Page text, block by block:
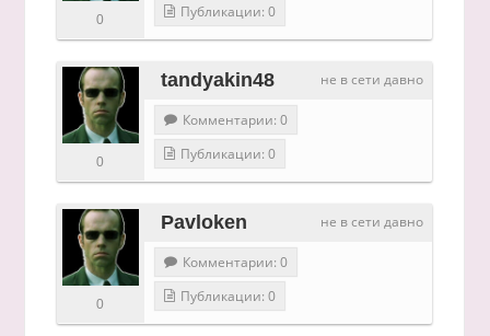
0
Публикации: 0
не в сети давно
tandyakin48
0
Комментарии: 0
Публикации: 0
не в сети давно
Pavloken
0
Комментарии: 0
Публикации: 0